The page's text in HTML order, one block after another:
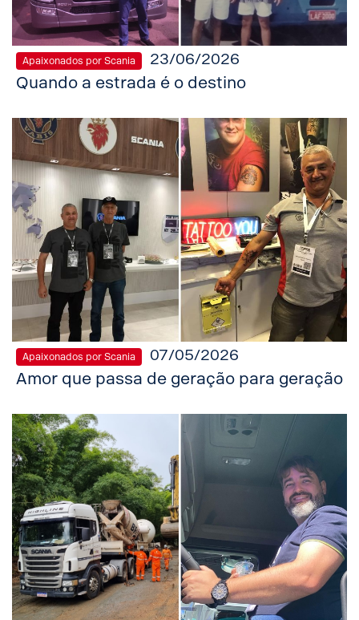
Apaixonados por Scania 23/06/2026
Quando a estrada é o destino
Apaixonados por Scania 07/05/2026
Amor que passa de geração para geração